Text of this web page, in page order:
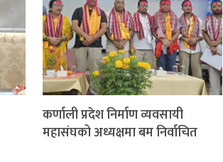
कर्णाली प्रदेश निर्माण व्यवसायी
महासंघको अध्यक्षमा बम निर्वाचित